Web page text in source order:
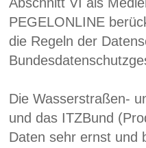
Abschnitt VI als
PEGELONLINE
die Regeln der
Die Wasserstraßen-
und das ITZBund
Daten sehr ernst und